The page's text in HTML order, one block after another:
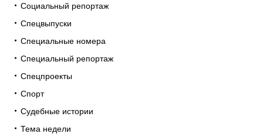
Социальный репортаж
Спецвыпуски
Специальные номера
Специальный репортаж
Спецпроекты
Спорт
Судебные истории
Тема недели